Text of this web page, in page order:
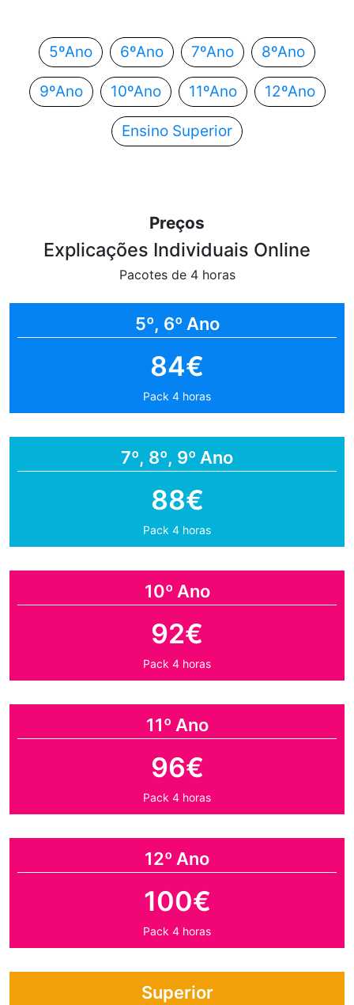
5ºAno 6ºAno 7ºAno 8ºAno
9ºAno 10ºAno 11ºAno 12ºAno
Ensino Superior
Preços
Explicações Individuais Online
Pacotes de 4 horas
5º, 6º Ano
84€
Pack 4 horas
7º, 8º, 9º Ano
88€
Pack 4 horas
10º Ano
92€
Pack 4 horas
11º Ano
96€
Pack 4 horas
12º Ano
100€
Pack 4 horas
Superior